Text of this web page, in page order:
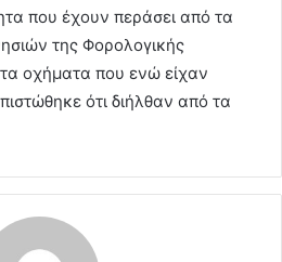
που έχουν περάσει από τα
της Φορολογικής
τα οχήματα που ενώ είχαν
ότι διήλθαν από τα